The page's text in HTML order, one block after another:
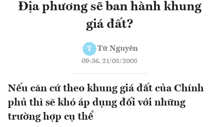
Địa phương sẽ ban hành khung
giá đất?
T Từ Nguyên
09:36, 21/08/2008
Nếu căn cứ theo khung giá đất của Chính
phủ thì sẽ khó áp dụng đối với những
trường hợp cụ thể